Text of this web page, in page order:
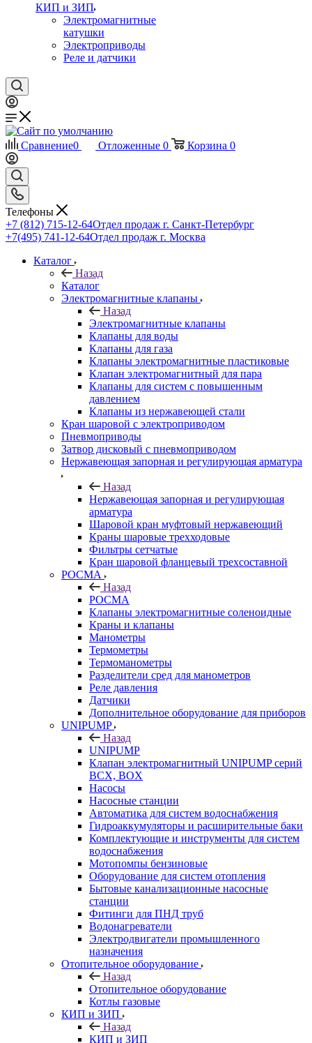
КИП и ЗИП
Электромагнитные
катушки
Электроприводы
Реле и датчики
Сравнение0 Отложенные 0 Корзина 0
Телефоны
+7 (812) 715-12-64Отдел продаж г. Санкт-Петербург
+7(495) 741-12-64Отдел продаж г. Москва
Каталог
Назад
Каталог
Электромагнитные клапаны
Назад
Электромагнитные клапаны
Клапаны для воды
Клапаны для газа
Клапаны электромагнитные пластиковые
Клапан электромагнитный для пара
Клапаны для систем с повышенным
давлением
Клапаны из нержавеющей стали
Кран шаровой с электроприводом
Пневмоприводы
Затвор дисковый с пневмоприводом
Нержавеющая запорная и регулирующая арматура
Назад
Нержавеющая запорная и регулирующая
арматура
Шаровой кран муфтовый нержавеющий
Краны шаровые трехходовые
Фильтры сетчатые
Кран шаровой фланцевый трехсоставной
РОСМА
Назад
РОСМА
Клапаны электромагнитные соленоидные
Краны и клапаны
Манометры
Термометры
Термоманометры
Разделители сред для манометров
Реле давления
Датчики
Дополнительное оборудование для приборов
UNIPUMP
Назад
UNIPUMP
Клапан электромагнитный UNIPUMP серий
BCX, BOX
Насосы
Насосные станции
Автоматика для систем водоснабжения
Гидроаккумуляторы и расширительные баки
Комплектующие и инструменты для систем
водоснабжения
Мотопомпы бензиновые
Оборудование для систем отопления
Бытовые канализационные насосные
станции
Фитинги для ПНД труб
Водонагреватели
Электродвигатели промышленного
назначения
Отопительное оборудование
Назад
Отопительное оборудование
Котлы газовые
КИП и ЗИП
Назад
КИП и ЗИП